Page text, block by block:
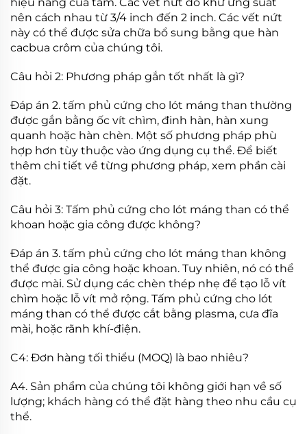
nên cách nhau từ 3/4 inch đến 2 inch. Các vết nứt
này có thể được sửa chữa bổ sung bằng que hàn
cacbua crôm của chúng tôi.
Câu hỏi 2: Phương pháp gắn tốt nhất là gì?
Đáp án 2. tấm phủ cứng cho lót máng than thường
được gắn bằng ốc vít chìm, đinh hàn, hàn xung
quanh hoặc hàn chèn. Một số phương pháp phù
hợp hơn tùy thuộc vào ứng dụng cụ thể. Để biết
thêm chi tiết về từng phương pháp, xem phần cài
đặt.
Câu hỏi 3: Tấm phủ cứng cho lót máng than có thể
khoan hoặc gia công được không?
Đáp án 3. tấm phủ cứng cho lót máng than không
thể được gia công hoặc khoan. Tuy nhiên, nó có thể
được mài. Sử dụng các chèn thép nhẹ để tạo lỗ vít
chìm hoặc lỗ vít mở rộng. Tấm phủ cứng cho lót
máng than có thể được cắt bằng plasma, cưa đĩa
mài, hoặc rãnh khí-điện.
C4: Đơn hàng tối thiểu (MOQ) là bao nhiêu?
A4. Sản phẩm của chúng tôi không giới hạn về số
lượng; khách hàng có thể đặt hàng theo nhu cầu cụ
thể.